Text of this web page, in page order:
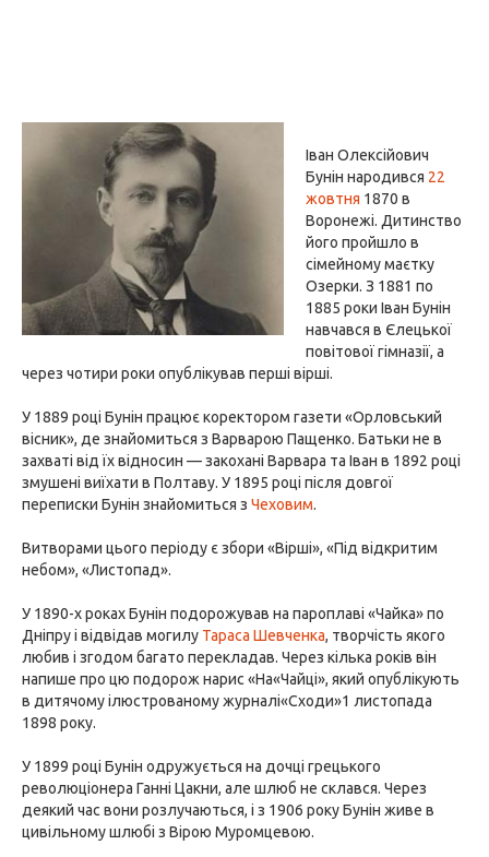
Іван Олексійович
Бунін народився 22
жовтня 1870 в
Воронежі. Дитинство
його пройшло в
сімейному маєтку
Озерки. З 1881 по
1885 роки Іван Бунін
навчався в Єлецької
повітової гімназії, а
через чотири роки опублікував перші вірші.
У 1889 році Бунін працює коректором газети «Орловський
вісник», де знайомиться з Варварою Пащенко. Батьки не в
захваті від їх відносин — закохані Варвара та Іван в 1892 році
змушені виїхати в Полтаву. У 1895 році після довгої
переписки Бунін знайомиться з Чеховим.
Витворами цього періоду є збори «Вірші», «Під відкритим
небом», «Листопад».
У 1890-х роках Бунін подорожував на пароплаві «Чайка» по
Дніпру і відвідав могилу Тараса Шевченка, творчість якого
любив і згодом багато перекладав. Через кілька років він
напише про цю подорож нарис «На«Чайці», який опублікують
в дитячому ілюстрованому журналі«Сходи»1 листопада
1898 року.
У 1899 році Бунін одружується на дочці грецького
революціонера Ганні Цакни, але шлюб не склався. Через
деякий час вони розлучаються, і з 1906 року Бунін живе в
цивільному шлюбі з Вірою Муромцевою.